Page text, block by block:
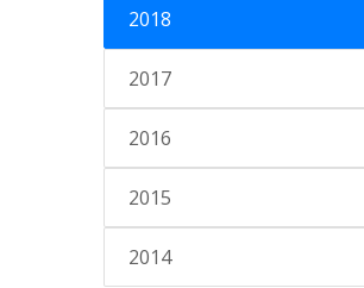
2018
2017
2016
2015
2014